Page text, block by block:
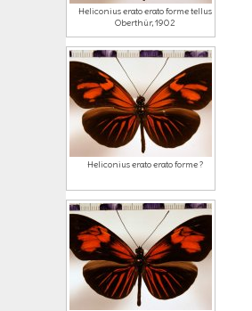
Heliconius erato erato forme tellus
Oberthür, 1902
Heliconius erato erato forme ?